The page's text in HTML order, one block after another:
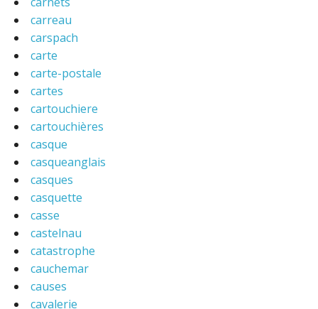
carreau
carspach
carte
carte-postale
cartes
cartouchiere
cartouchières
casque
casqueanglais
casques
casquette
casse
castelnau
catastrophe
cauchemar
causes
cavalerie